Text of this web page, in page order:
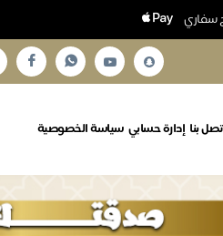
سفاري
بنا إدارة حسابي سياسة الخصوصية